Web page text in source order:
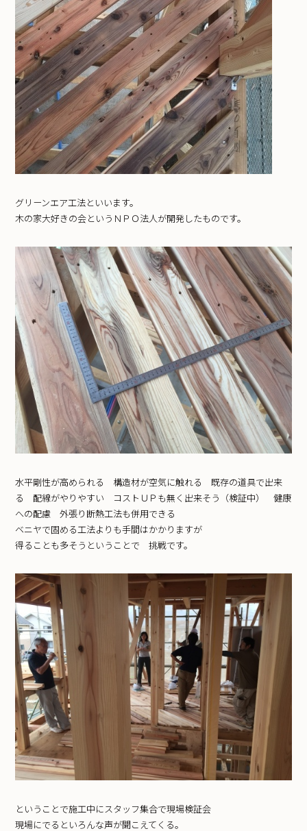
グリーンエア工法といいます。
木の家大好きの会というＮＰＯ法人が開発したものです。
水平剛性が高められる 構造材が空気に触れる 既存の道具で出来
る 配線がやりやすい コストＵＰも無く出来そう（検証中） 健康
への配慮 外張り断熱工法も併用できる
ベニヤで固める工法よりも手間はかかりますが
得ることも多そうということで 挑戦です。
ということで施工中にスタッフ集合で現場検証会
現場にでるといろんな声が聞こえてくる。